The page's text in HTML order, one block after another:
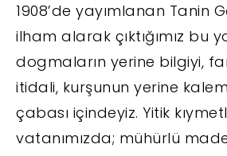
1908’de yayımlanan Tanin
ilham alarak çıktığımız bu
dogmaların yerine bilgiyi,
itidali, kurşunun yerine
çabası içindeyiz. Yitik
vatanımızda; mühürlü